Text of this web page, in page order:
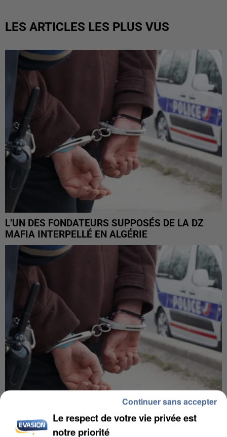
LES ARTICLES LES PLUS VUS
L’UN DES FONDATEURS SUPPOSÉS DE LA DZ
MAFIA INTERPELLÉ EN ALGÉRIE
UN SECOND CADRE DE LA DZ MAFIA
INTERPELLÉ EN ALGÉRIE
Le respect de votre vie privée est
notre priorité
Continuer sans accepter